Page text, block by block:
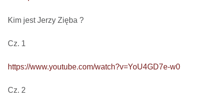
Kim jest Jerzy Zięba ?
Cz. 1
https://www.youtube.com/watch?v=YoU4GD7e-w0
Cz. 2